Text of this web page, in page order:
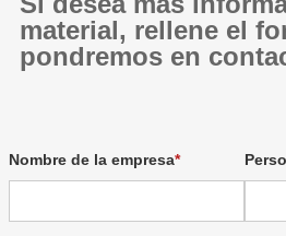
material, rellene el
pondremos en
Nombre de la empresa